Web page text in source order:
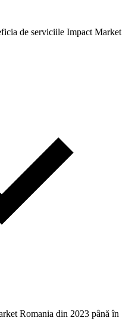
de serviciile Impact Market
Romania din 2023 până în